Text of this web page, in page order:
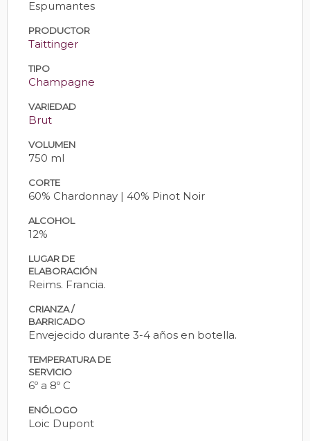
Espumantes
PRODUCTOR
Taittinger
TIPO
Champagne
VARIEDAD
Brut
VOLUMEN
750 ml
CORTE
60% Chardonnay | 40% Pinot Noir
ALCOHOL
12%
LUGAR DE
ELABORACIÓN
Reims. Francia.
CRIANZA /
BARRICADO
Envejecido durante 3-4 años en botella.
TEMPERATURA DE
SERVICIO
6º a 8º C
ENÓLOGO
Loic Dupont